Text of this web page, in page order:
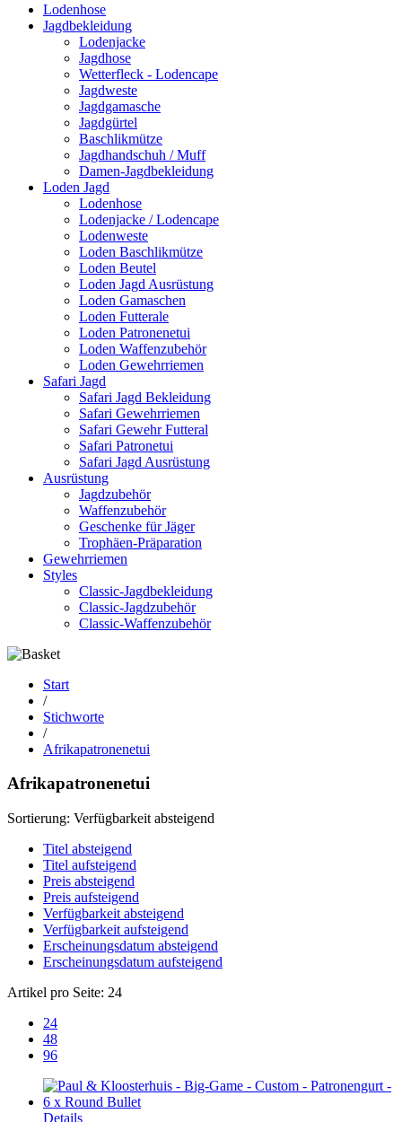
Lodenhose
Jagdbekleidung
Lodenjacke
Jagdhose
Wetterfleck - Lodencape
Jagdweste
Jagdgamasche
Jagdgürtel
Baschlikmütze
Jagdhandschuh / Muff
Damen-Jagdbekleidung
Loden Jagd
Lodenhose
Lodenjacke / Lodencape
Lodenweste
Loden Baschlikmütze
Loden Beutel
Loden Jagd Ausrüstung
Loden Gamaschen
Loden Futterale
Loden Patronenetui
Loden Waffenzubehör
Loden Gewehrriemen
Safari Jagd
Safari Jagd Bekleidung
Safari Gewehrriemen
Safari Gewehr Futteral
Safari Patronetui
Safari Jagd Ausrüstung
Ausrüstung
Jagdzubehör
Waffenzubehör
Geschenke für Jäger
Trophäen-Präparation
Gewehrriemen
Styles
Classic-Jagdbekleidung
Classic-Jagdzubehör
Classic-Waffenzubehör
Start
/
Stichworte
/
Afrikapatronenetui
Afrikapatronenetui
Sortierung: Verfügbarkeit absteigend
Titel absteigend
Titel aufsteigend
Preis absteigend
Preis aufsteigend
Verfügbarkeit absteigend
Verfügbarkeit aufsteigend
Erscheinungsdatum absteigend
Erscheinungsdatum aufsteigend
Artikel pro Seite: 24
24
48
96
Details